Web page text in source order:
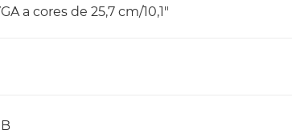
a cores de 25,7 cm/10,1"